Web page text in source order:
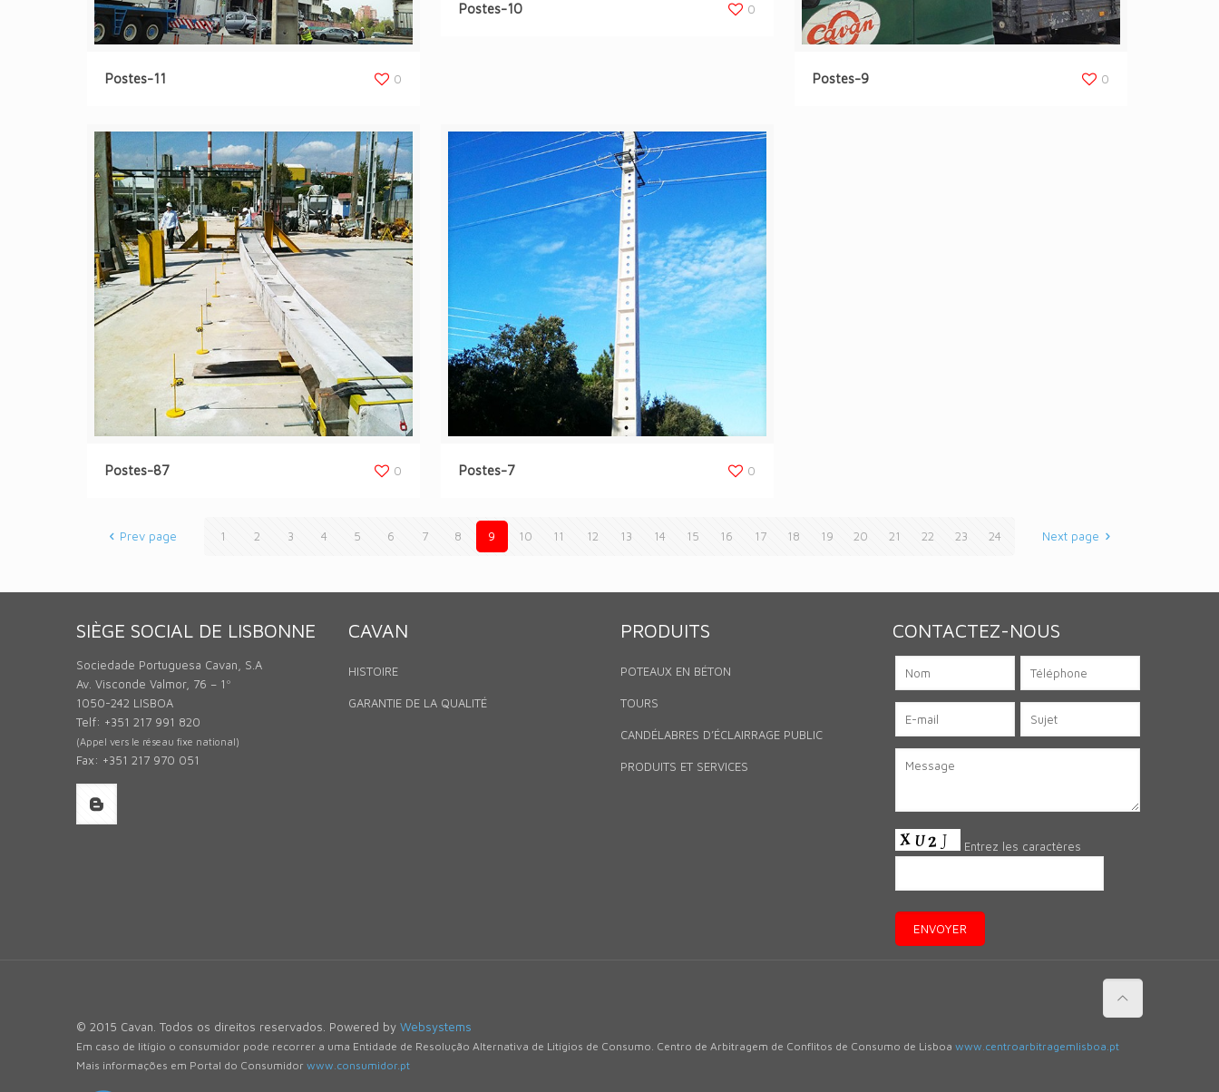
Postes-11 0
Postes-10 0
Postes-9 0
Postes-87 0 Postes-7 0
Prev page 1 2 3 4 5 6 7 8 9 10 11 12 13 14 15 16 17 18 19 20 21 22 23 24 Next page
SIÈGE SOCIAL DE LISBONNE
Sociedade Portuguesa Cavan, S.A
Av. Visconde Valmor, 76 – 1º
1050-242 LISBOA
Telf: +351 217 991 820
(Appel vers le réseau fixe national)
Fax: +351 217 970 051
CAVAN
HISTOIRE
GARANTIE DE LA QUALITÉ
PRODUITS
POTEAUX EN BÉTON
TOURS
CANDÉLABRES D’ÉCLAIRRAGE PUBLIC
PRODUITS ET SERVICES
CONTACTEZ-NOUS
Entrez les caractères
© 2015 Cavan. Todos os direitos reservados. Powered by Websystems
Em caso de litígio o consumidor pode recorrer a uma Entidade de Resolução Alternativa de Litígios de Consumo. Centro de Arbitragem de Conflitos de Consumo de Lisboa www.centroarbitragemlisboa.pt
Mais informações em Portal do Consumidor www.consumidor.pt